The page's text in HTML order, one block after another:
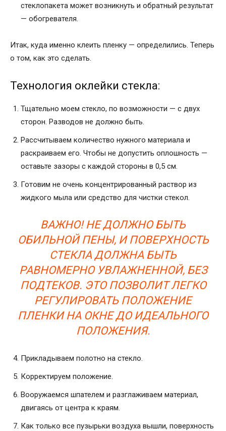
стеклопакета может возникнуть и обратный результат
— обогревателя.
Итак, куда именно клеить пленку — определились. Теперь
о том, как это сделать.
Технология оклейки стекла:
Тщательно моем стекло, по возможности — с двух
сторон. Разводов не должно быть.
Рассчитываем количество нужного материала и
раскраиваем его. Чтобы не допустить оплошность —
оставьте зазоры с каждой стороны в 0,5 см.
Готовим не очень концентрированный раствор из
жидкого мыла или средство для чистки стекол.
ВАЖНО! НЕ ДОЛЖНО БЫТЬ
ОБИЛЬНОЙ ПЕНЫ, И ПОВЕРХНОСТЬ
СТЕКЛА ДОЛЖНА БЫТЬ
РАВНОМЕРНО УВЛАЖНЕННОЙ, БЕЗ
ПОДТЕКОВ. ЭТО ПОЗВОЛИТ ЛЕГКО
РЕГУЛИРОВАТЬ ПОЛОЖЕНИЕ
ПЛЕНКИ НА ОКНЕ ДО ИДЕАЛЬНОГО
ПОЛОЖЕНИЯ.
Прикладываем полотно на стекло.
Корректируем положение.
Вооружаемся шпателем и разглаживаем материал,
двигаясь от центра к краям.
Как только все пузырьки воздуха вышли, поверхность